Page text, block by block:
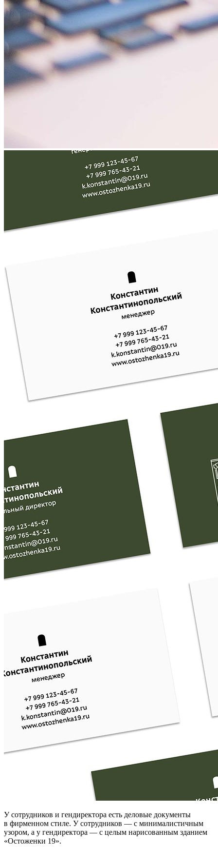
У сотрудников и гендиректора есть деловые документы
в фирменном стиле. У сотрудников — с минималистичным
узором, а у гендиректора — с целым нарисованным зданием
«Остоженки 19».